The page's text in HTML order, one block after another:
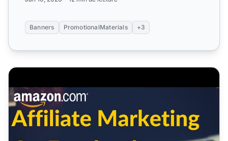
Banners PromotionalMaterials +3
Marketing d’affiliation Amazon sur Facebook